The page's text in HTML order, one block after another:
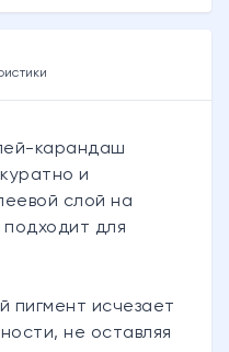
карандаш
и
слой на
для
пигмент исчезает
не оставляя